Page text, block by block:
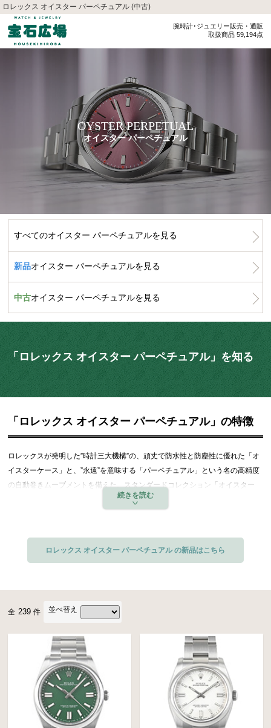
ロレックス オイスター パーペチュアル (中古)
腕時計･ジュエリー販売・通販
取扱商品 59,194点
OYSTER PERPETUAL
オイスター パーペチュアル
すべてのオイスター パーペチュアルを見る
新品オイスター パーペチュアルを見る
中古オイスター パーペチュアルを見る
「ロレックス オイスター パーペチュアル」を知る
「ロレックス オイスター パーペチュアル」の特徴
ロレックスが発明した”時計三大機構”の、頑丈で防水性と防塵性に優れた「オ
イスターケース」と、”永遠”を意味する「パーペチュアル」という名の高精度
の自動巻きムーブメントを備えた、スタンダードコレクション「オイスター
もお気に入りが見つけられる、バリエーション豊富な時計コレクションです。
ロレックス オイスター パーペチュアル の新品はこちら
全 239 件 並べ替え